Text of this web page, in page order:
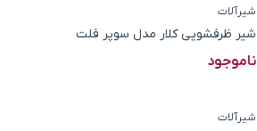
شیرآلات
شیر ظرفشویی کلار مدل سوپر فلت
ناموجود
شیرآلات